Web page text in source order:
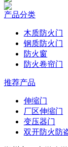
产品分类
木质防火门
钢质防火门
防火窗
防火卷帘门
推荐产品
伸缩门
厂区伸缩门
变压器门
双开防火防